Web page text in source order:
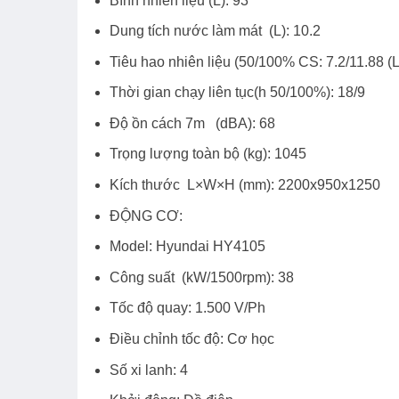
Dung tích nước làm mát (L): 10.2
Tiêu hao nhiên liệu (50/100% CS: 7.2/11.88
Thời gian chạy liên tục(h 50/100%): 18/9
Độ ồn cách 7m (dBA): 68
Trọng lượng toàn bộ (kg): 1045
Kích thước L×W×H (mm): 2200x950x1250
ĐỘNG CƠ:
Model: Hyundai HY4105
Công suất (kW/1500rpm): 38
Tốc độ quay: 1.500 V/Ph
Điều chỉnh tốc độ: Cơ học
Số xi lanh: 4